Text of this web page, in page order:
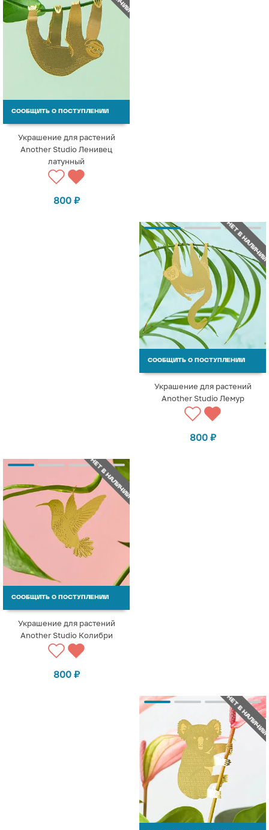
СООБЩИТЬ О ПОСТУПЛЕНИИ
Украшение для растений
Another Studio Ленивец
латунный
800 ₽
НЕТ В НАЛИЧИИ
СООБЩИТЬ О ПОСТУПЛЕНИИ
Украшение для растений
Another Studio Лемур
800 ₽
НЕТ В НАЛИЧИИ
СООБЩИТЬ О ПОСТУПЛЕНИИ
Украшение для растений
Another Studio Колибри
800 ₽
НЕТ В НАЛИЧИИ